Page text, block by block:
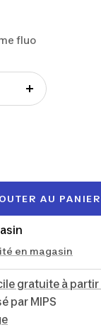
fluo
Augmenter
AU PANIER
en magasin
gratuite à partir
par MIPS